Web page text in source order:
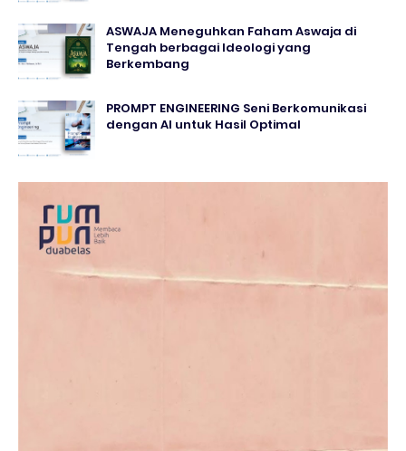
ASWAJA Meneguhkan Faham Aswaja di
Tengah berbagai Ideologi yang
Berkembang
PROMPT ENGINEERING Seni Berkomunikasi
dengan AI untuk Hasil Optimal